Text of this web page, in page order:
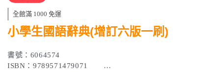
全館滿 1000 免運
小學生國語辭典(增訂六版一刷)
書號：6064574
ISBN：9789571479071